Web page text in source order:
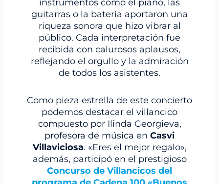
instrumentos como el piano, las
guitarras o la batería aportaron una
riqueza sonora que hizo vibrar al
público. Cada interpretación fue
recibida con calurosos aplausos,
reflejando el orgullo y la admiración
de todos los asistentes.
Como pieza estrella de este concierto
podemos destacar el villancico
compuesto por Ilinda Georgieva,
profesora de música en Casvi
Villaviciosa. «Eres el mejor regalo»,
además, participó en el prestigioso
Concurso de Villancicos del